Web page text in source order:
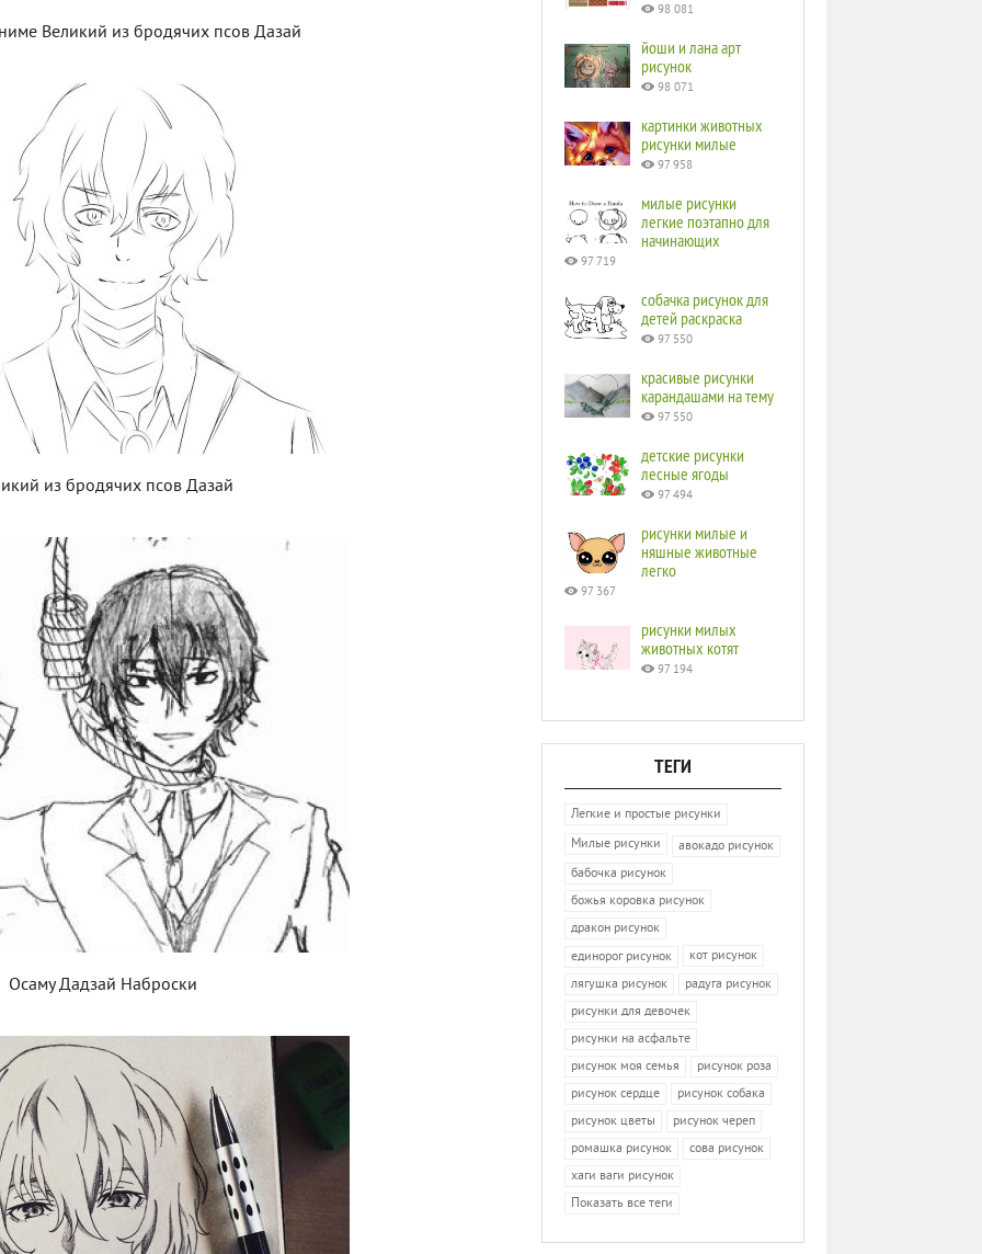
Великий из бродячих псов Дазай
из бродячих псов Дазай
Осаму Дадзай Наброски
98 081
йоши и лана арт
рисунок
98 071
картинки животных
рисунки милые
97 958
милые рисунки
легкие поэтапно для
начинающих
97 719
собачка рисунок для
детей раскраска
97 550
красивые рисунки
карандашами на тему
97 550
детские рисунки
лесные ягоды
97 494
рисунки милые и
няшные животные
легко
97 367
рисунки милых
животных котят
97 194
ТЕГИ
Легкие и простые рисунки
Милые рисунки
авокадо рисунок
бабочка рисунок
божья коровка рисунок
дракон рисунок
единорог рисунок
кот рисунок
лягушка рисунок
радуга рисунок
рисунки для девочек
рисунки на асфальте
рисунок моя семья
рисунок роза
рисунок сердце
рисунок собака
рисунок цветы
рисунок череп
ромашка рисунок
сова рисунок
хаги ваги рисунок
Показать все теги